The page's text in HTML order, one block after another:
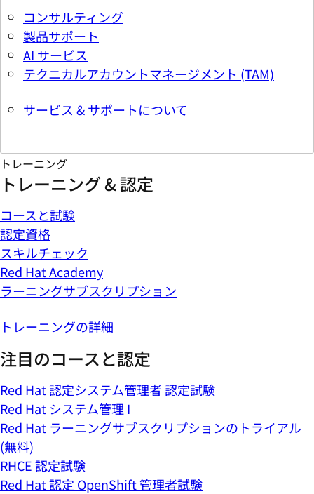
コンサルティング
製品サポート
AI サービス
テクニカルアカウントマネージメント (TAM)
サービス & サポートについて
トレーニング
トレーニング & 認定
コースと試験
認定資格
スキルチェック
Red Hat Academy
ラーニングサブスクリプション
トレーニングの詳細
注目のコースと認定
Red Hat 認定システム管理者 認定試験
Red Hat システム管理 I
Red Hat ラーニングサブスクリプションのトライアル
(無料)
RHCE 認定試験
Red Hat 認定 OpenShift 管理者試験